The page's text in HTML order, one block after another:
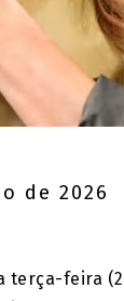
de 2026
feira